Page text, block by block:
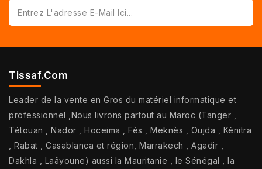
Tissaf.com
Leader de la vente en Gros du matériel informatique et
professionnel ,Nous livrons partout au Maroc (Tanger ,
Tétouan , Nador , Hoceima , Fès , Meknès , Oujda , Kénitra
, Rabat , Casablanca et région, Marrakech , Agadir ,
Dakhla , Laâyoune) aussi la Mauritanie , le Sénégal , la